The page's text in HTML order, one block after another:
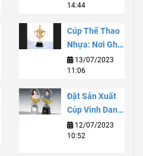
Cho Niềm Đam
14:44
Cúp Thể Thao
Nhựa: Nơi Ghi
Danh Danh
Vọng Và Sự
Vững
13/07/2023
11:06
Đặt Sản Xuất
Cúp Vinh Danh:
Truyền Tải
Vinh Quang Và
12/07/2023
10:52